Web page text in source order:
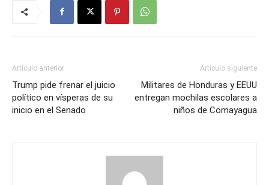
Artículo anterior
Trump pide frenar el juicio
político en vísperas de su
inicio en el Senado
Artículo siguiente
Militares de Honduras y EEUU
entregan mochilas escolares a
niños de Comayagua